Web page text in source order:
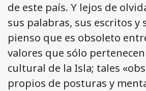
de este país. Y lejos de
sus palabras, sus escritos y
pienso que es obsoleto
valores que sólo
cultural de la Isla; tales
propios de posturas y